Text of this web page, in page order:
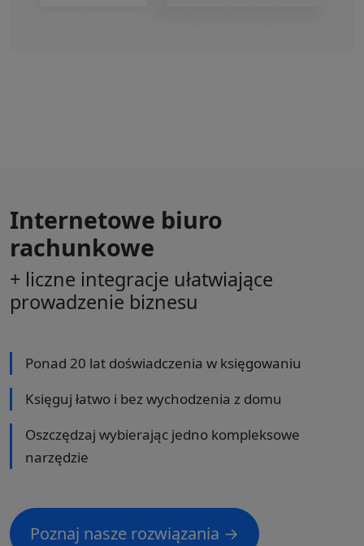
Internetowe biuro
rachunkowe
+ liczne integracje ułatwiające
prowadzenie biznesu
Ponad 20 lat doświadczenia w księgowaniu
Księguj łatwo i bez wychodzenia z domu
Oszczędzaj wybierając jedno kompleksowe
narzędzie
Poznaj nasze rozwiązania →